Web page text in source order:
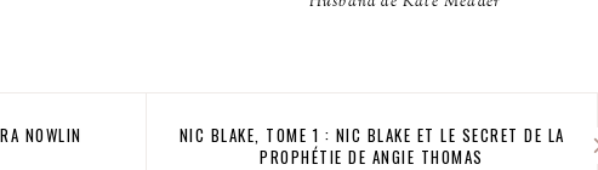
NOWLIN
NIC BLAKE, TOME 1 : NIC BLAKE ET LE SECRET DE LA
PROPHÉTIE DE ANGIE THOMAS